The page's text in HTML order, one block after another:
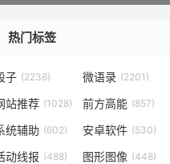
热门标签
子 (2236) 微语录 (2201)
站推荐 (1028) 前方高能 (857)
统辅助 (602) 安卓软件 (530)
动线报 (488) 图形图像 (448)